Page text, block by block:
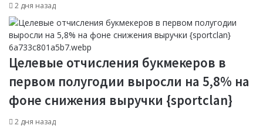
2 дня назад
Целевые отчисления букмекеров в
первом полугодии выросли на 5,8% на
фоне снижения выручки {sportclan}
2 дня назад